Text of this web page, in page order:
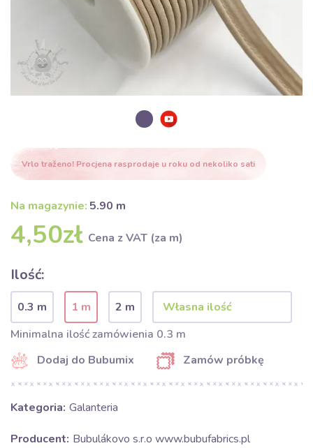
Vrlo traženo! Procjena rasprodaje u roku od nekoliko sati
Na magazynie: 5.90 m
4,50zł Cena z VAT (za m)
Ilość:
0.3 m 1 m
2 m
Minimalna ilość zamówienia 0.3 m
Dodaj do Bubumix
Zamów próbkę
Kategoria: Galanteria
Producent: Bubulákovo s.r.o www.bubufabrics.pl